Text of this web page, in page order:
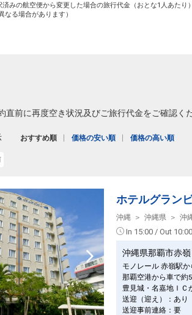
みの航空便から変更した場合の旅行代金（おとな1人あたり
なる場合があります）
前に再度空き状況及びご旅行代金をご確認くだ
おすすめ順 価格の安い順 価格の高い順
ホテルグラン
沖縄 沖縄県 沖
In 15:00 / Out 10:00
沖縄県那覇市赤
モノレール 赤嶺駅
那覇空港から車で約
豊見城・名嘉地ＩＣ
送迎（迎え）：あり
送迎事前連絡：要